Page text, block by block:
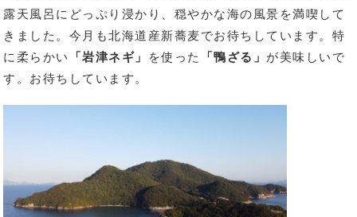
露天風呂にどっぷり浸かり、穏やかな海の風景を満喫して
きました。今月も北海道産新蕎麦でお待ちしています。特
に柔らかい
「岩津ネギ」 を使った 「鴨ざる」 が美味しいで
す。お待ちしています。